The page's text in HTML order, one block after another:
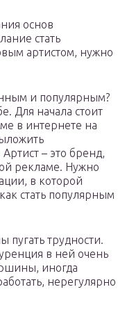
основ
стать
артистом, нужно
и популярным?
Для начала стоит
в интернете на
– это бренд,
рекламе. Нужно
в которой
стать популярным
трудности.
в ней очень
иногда
нерегулярно